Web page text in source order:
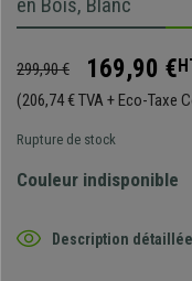
en Bois, Blanc
299,90 € 169,90 €
(206,74 € TVA + Eco-Taxe
Rupture de stock
Couleur indisponible
Description détaillée